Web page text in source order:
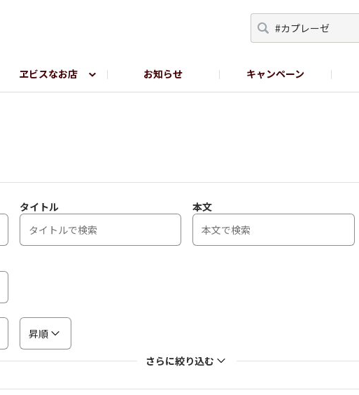
ヱビスなお店 お知らせ キャンペーン
タイトル 本文
昇順
さらに絞り込む